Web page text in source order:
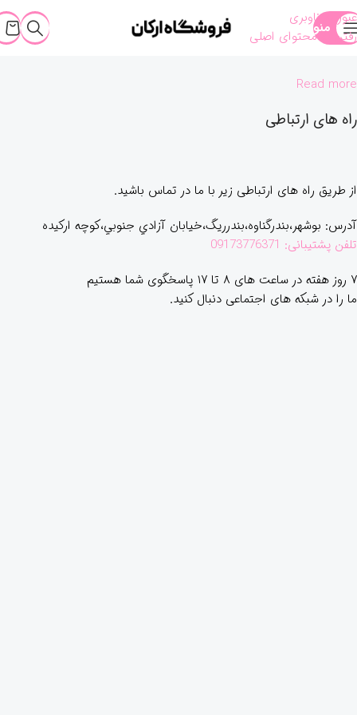
عبور به ناوبری
رفتن به محتوای اصلی
منو
Read more
راه های ارتباطی
از طریق راه های ارتباطی زیر با ما در تماس باشید.
آدرس: بوشهر،بندرگناوه،بندرريگ،خیابان آزادي جنوبي،كوچه اركيده
تلفن پشتیبانی: 09173776371
۷ روز هفته در ساعت های ۸ تا ۱۷ پاسخگوی شما هستیم
ما را در شبکه های اجتماعی دنبال کنید.